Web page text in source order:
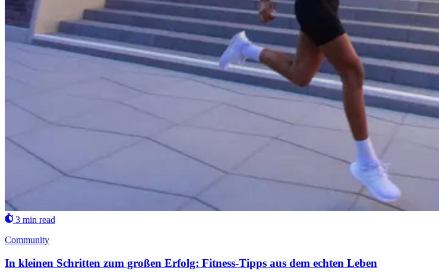
3 min read
Community
In kleinen Schritten zum großen Erfolg: Fitness-Tipps aus dem echten Leben